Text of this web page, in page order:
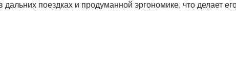
поездках и продуманной эргономике, что делает